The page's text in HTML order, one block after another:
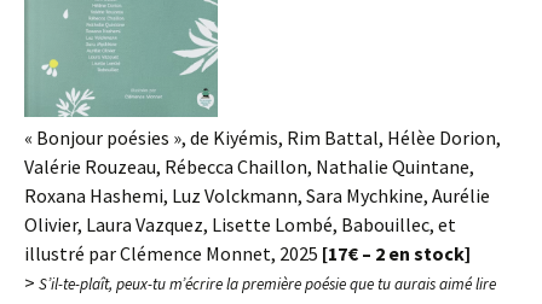
« Bonjour poésies », de Kiyémis, Rim Battal, Hélèe Dorion,
Valérie Rouzeau, Rébecca Chaillon, Nathalie Quintane,
Roxana Hashemi, Luz Volckmann, Sara Mychkine, Aurélie
Olivier, Laura Vazquez, Lisette Lombé, Babouillec, et
illustré par Clémence Monnet, 2025 [17€ – 2 en stock]
> S’il-te-plaît, peux-tu m’écrire la première poésie que tu aurais aimé lire